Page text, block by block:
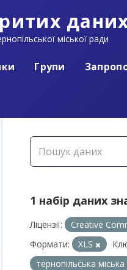
міської ради
Групи
1 набір даних
Ліцензії: Creative
Формати:
XLS
тернопільська